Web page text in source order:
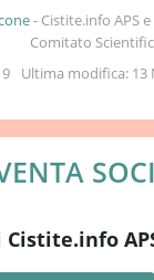
- Cistite.info APS
Comitato
Ultima modifica: 13
Cistite.info